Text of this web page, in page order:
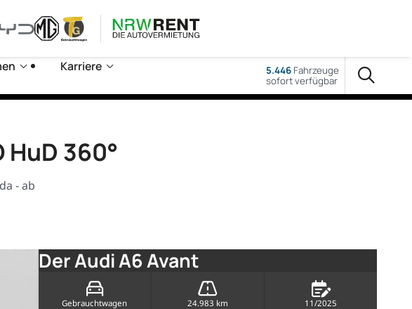
Karriere 5.446Fahrzeuge
sofort verfügbar
HuD 360°
- ab
Der Audi A6 Avant
Gebrauchtwagen 24.983 km 11/2025